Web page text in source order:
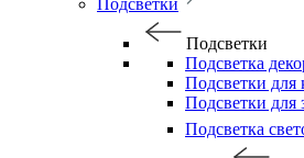
Подсветки
Подсветки
Подсветка
Подсветки для
Подсветки для
Подсветка